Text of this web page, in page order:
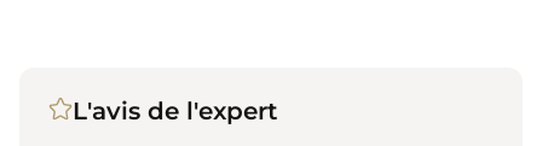
L'avis de l'expert